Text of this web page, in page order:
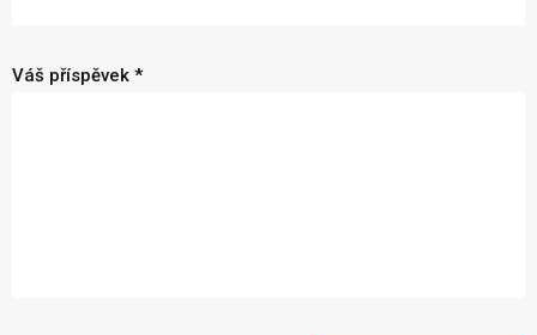
Váš příspěvek *